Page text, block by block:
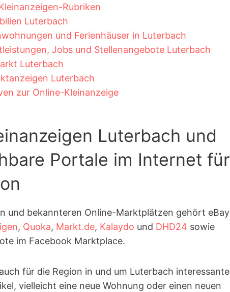
Rubriken
Luterbach
und Ferienhäuser in Luterbach
Jobs und Stellenangebote Luterbach
Luterbach
Luterbach
zur Online-Kleinanzeige
Luterbach und
Portale im Internet für
und bekannteren Online-Marktplätzen gehört
, Quoka, Markt.de, Kalaydo und DHD24 sowie
im Facebook Marktplace.
für die Region in und um Luterbach interessante
vielleicht eine neue Wohnung oder einen neuen